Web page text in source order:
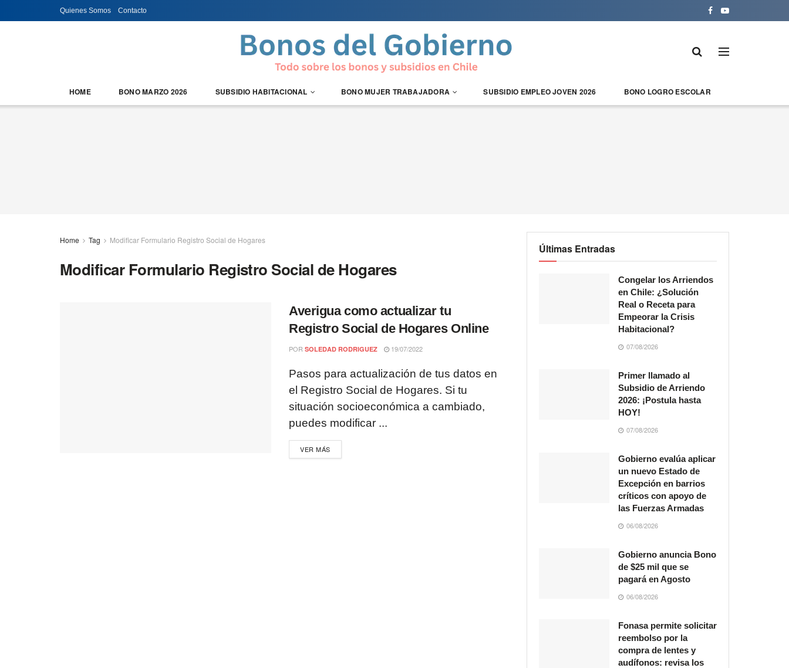
Quienes Somos Contacto
HOME BONO MARZO 2026 SUBSIDIO HABITACIONAL BONO MUJER TRABAJADORA SUBSIDIO EMPLEO JOVEN 2026 BONO LOGRO ESCOLAR
Home Tag Modificar Formulario Registro Social de Hogares
Modificar Formulario Registro Social de Hogares
Averigua como actualizar tu
Registro Social de Hogares Online
POR SOLEDAD RODRIGUEZ 19/07/2022
Pasos para actualización de tus datos en
el Registro Social de Hogares. Si tu
situación socioeconómica a cambiado,
puedes modificar ...
VER MÁS
Últimas Entradas
Congelar los Arriendos
en Chile: ¿Solución
Real o Receta para
Empeorar la Crisis
Habitacional?
07/08/2026
Primer llamado al
Subsidio de Arriendo
2026: ¡Postula hasta
HOY!
07/08/2026
Gobierno evalúa aplicar
un nuevo Estado de
Excepción en barrios
críticos con apoyo de
las Fuerzas Armadas
06/08/2026
Gobierno anuncia Bono
de $25 mil que se
pagará en Agosto
06/08/2026
Fonasa permite solicitar
reembolso por la
compra de lentes y
audífonos: revisa los